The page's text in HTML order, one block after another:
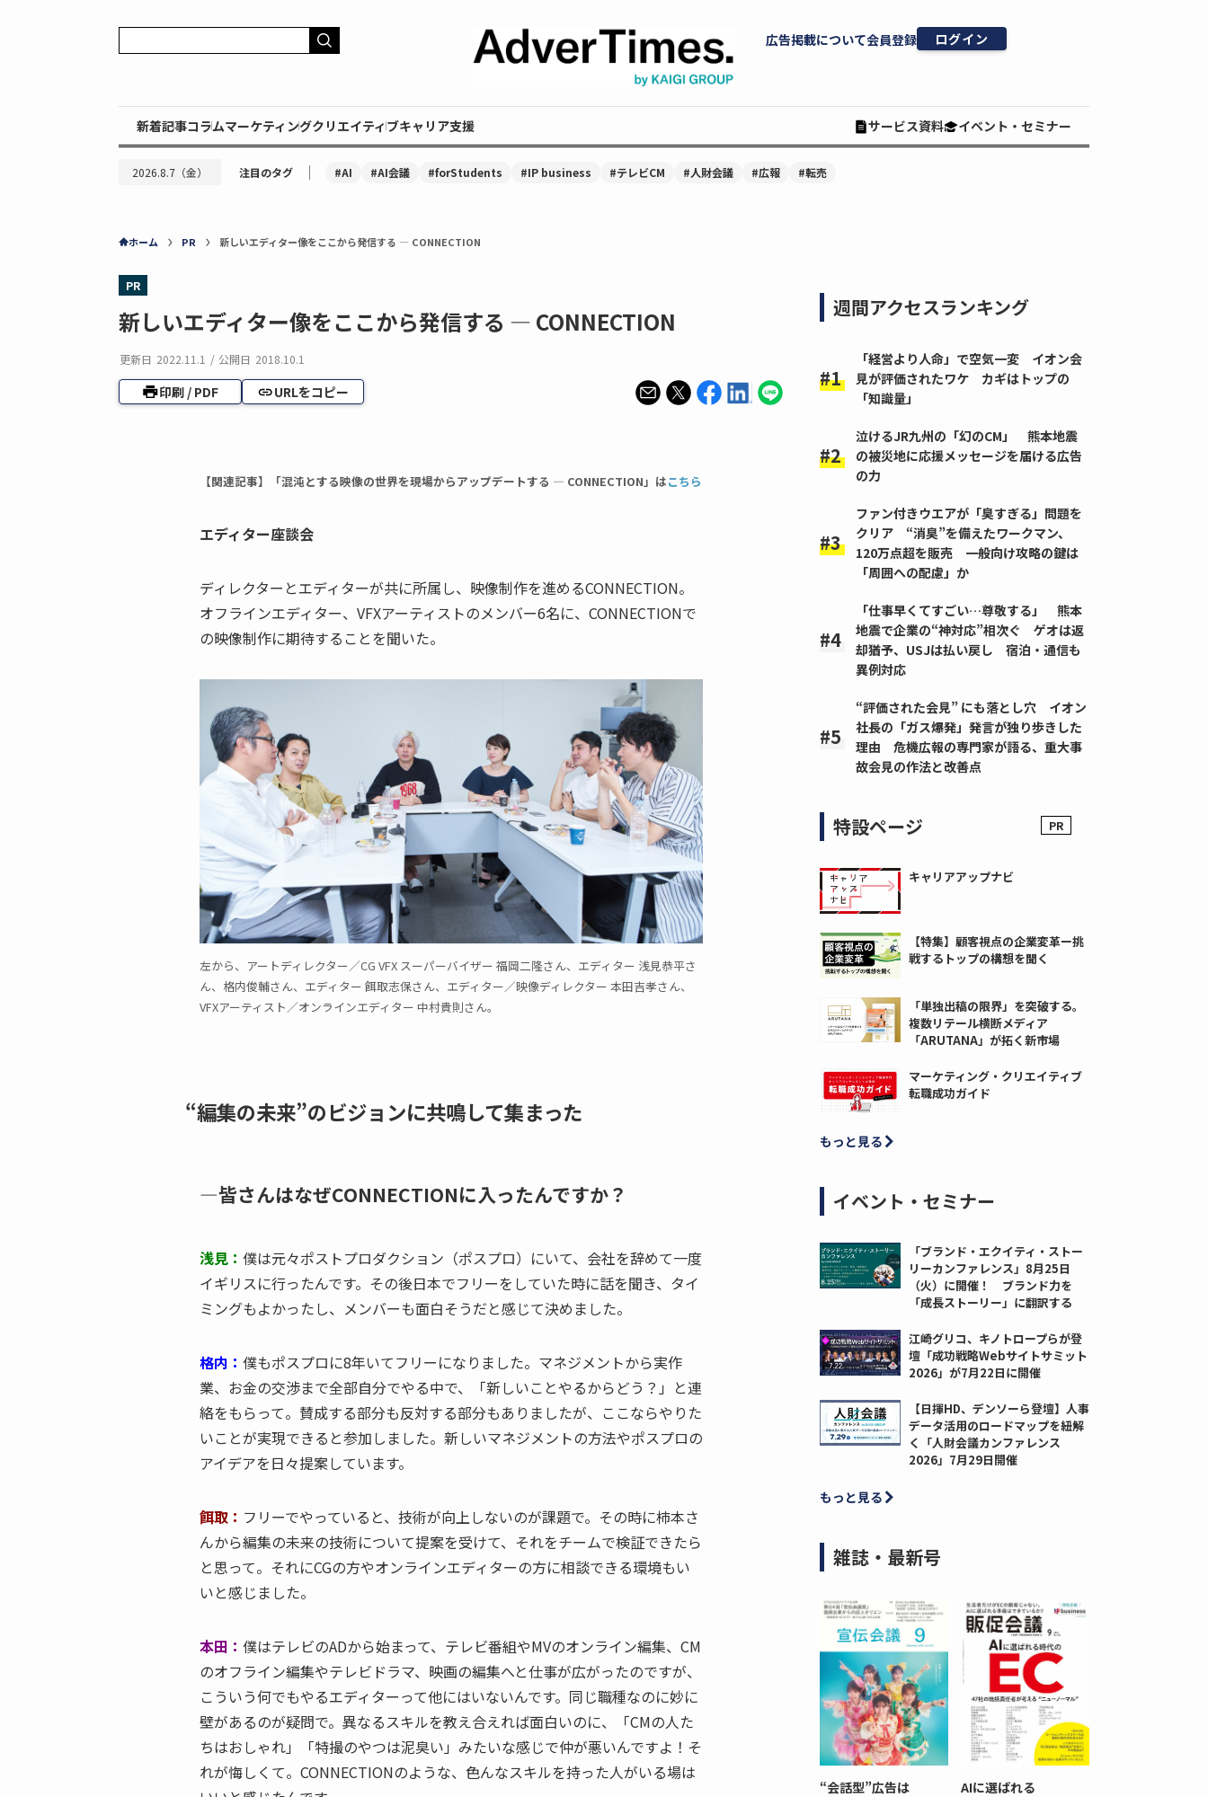
広告掲載について会員登録 ログイン
新着記事コラムマーケティングクリエイティブキャリア支援 サービス資料 イベント・セミナー
2026.8.7（金） 注目のタグ ｜ #AI #AI会議 #forStudents #IP business #テレビCM #人財会議 #広報 #転売
ホーム PR 新しいエディター像をここから発信する — CONNECTION
PR
新しいエディター像をここから発信する — CONNECTION
更新日 2022.11.1 / 公開日 2018.10.1
印刷 / PDF URLをコピー
【関連記事】「混沌とする映像の世界を現場からアップデートする — CONNECTION」はこちら
エディター座談会
ディレクターとエディターが共に所属し、映像制作を進めるCONNECTION。
オフラインエディター、VFXアーティストのメンバー6名に、CONNECTIONで
の映像制作に期待することを聞いた。
左から、アートディレクター／CG VFX スーパーバイザー 福岡二隆さん、エディター 浅見恭平さ
ん、格内俊輔さん、エディター 餌取志保さん、エディター／映像ディレクター 本田吉孝さん、
VFXアーティスト／オンラインエディター 中村貴則さん。
“編集の未来”のビジョンに共鳴して集まった
—皆さんはなぜCONNECTIONに入ったんですか？
浅見： 僕は元々ポストプロダクション（ポスプロ）にいて、会社を辞めて一度
イギリスに行ったんです。その後日本でフリーをしていた時に話を聞き、タイ
ミングもよかったし、メンバーも面白そうだと感じて決めました。
格内： 僕もポスプロに8年いてフリーになりました。マネジメントから実作
業、お金の交渉まで全部自分でやる中で、「新しいことやるからどう？」と連
絡をもらって。賛成する部分も反対する部分もありましたが、ここならやりた
いことが実現できると参加しました。新しいマネジメントの方法やポスプロの
アイデアを日々提案しています。
餌取： フリーでやっていると、技術が向上しないのが課題で。その時に柿本さ
んから編集の未来の技術について提案を受けて、それをチームで検証できたら
と思って。それにCGの方やオンラインエディターの方に相談できる環境もい
いと感じました。
本田： 僕はテレビのADから始まって、テレビ番組やMVのオンライン編集、CM
のオフライン編集やテレビドラマ、映画の編集へと仕事が広がったのですが、
こういう何でもやるエディターって他にはいないんです。同じ職種なのに妙に
壁があるのが疑問で。異なるスキルを教え合えれば面白いのに、「CMの人た
ちはおしゃれ」「特撮のやつは泥臭い」みたいな感じで仲が悪いんですよ！そ
れが悔しくて。CONNECTIONのような、色んなスキルを持った人がいる場は
週間アクセスランキング
「経営より人命」で空気一変 イオン会
見が評価されたワケ カギはトップの
「知識量」
泣けるJR九州の「幻のCM」 熊本地震
の被災地に応援メッセージを届ける広告
の力
ファン付きウエアが「臭すぎる」問題を
クリア “消臭”を備えたワークマン、
120万点超を販売 一般向け攻略の鍵は
「周囲への配慮」か
「仕事早くてすごい…尊敬する」 熊本
地震で企業の“神対応”相次ぐ ゲオは返
却猶予、USJは払い戻し 宿泊・通信も
異例対応
“評価された会見” にも落とし穴 イオン
社長の「ガス爆発」発言が独り歩きした
理由 危機広報の専門家が語る、重大事
故会見の作法と改善点
特設ページ
キャリアアップナビ
【特集】顧客視点の企業変革ー挑
戦するトップの構想を聞く
「単独出稿の限界」を突破する。
複数リテール横断メディア
「ARUTANA」が拓く新市場
マーケティング・クリエイティブ
転職成功ガイド
もっと見る
イベント・セミナー
「ブランド・エクイティ・ストー
リーカンファレンス」8月25日
（火）に開催！ ブランド力を
「成長ストーリー」に翻訳する
江崎グリコ、キノトロープらが登
壇「成功戦略Webサイトサミット
2026」が7月22日に開催
【日揮HD、デンソーら登壇】人事
データ活用のロードマップを紐解
く「人財会議カンファレンス
2026」7月29日開催
もっと見る
雑誌・最新号
“会話型”広告は
AIに選ばれる